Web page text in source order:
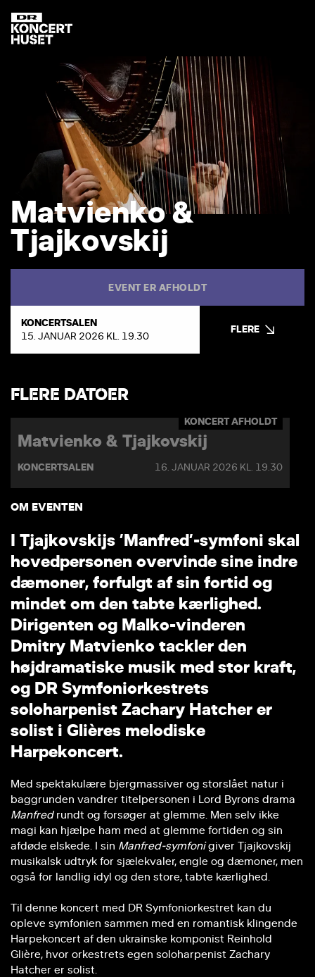
Matvienko&
Tjajkovskij
EVENT ER AFHOLDT
KONCERTSALEN
15. JANUAR 2026 KL. 19.30
FLERE
FLERE DATOER
Matvienko & Tjajkovskij
KONCERT AFHOLDT
KONCERTSALEN 16. JANUAR 2026 KL. 19.30
OM EVENTEN
I Tjajkovskijs ’Manfred’-symfoni skal
hovedpersonen overvinde sine indre
dæmoner, forfulgt af sin fortid og
mindet om den tabte kærlighed.
Dirigenten og Malko-vinderen
Dmitry Matvienko tackler den
højdramatiske musik med stor kraft,
og DR Symfoniorkestrets
soloharpenist Zachary Hatcher er
solist i Glières melodiske
Harpekoncert.
Med spektakulære bjergmassiver og storslået natur i
baggrunden vandrer titelpersonen i Lord Byrons drama
Manfred rundt og forsøger at glemme. Men selv ikke
magi kan hjælpe ham med at glemme fortiden og sin
afdøde elskede. I sin Manfred-symfonigiver Tjajkovskij
musikalsk udtryk for sjælekvaler, engle og dæmoner, men
også for landlig idyl og den store, tabte kærlighed.
Til denne koncert med DR Symfoniorkestret kan du
opleve symfonien sammen med en romantisk klingende
Harpekoncert af den ukrainske komponist Reinhold
Glière, hvor orkestrets egen soloharpenist Zachary
Hatcher er solist.